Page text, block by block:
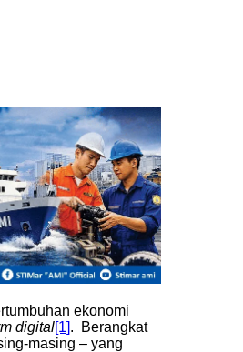
ekonomi
digital[1]. Berangkat
masing – yang